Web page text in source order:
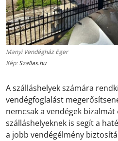
Manyi Vendégház Eger
Kép:Szallas.hu
A szálláshelyek számára
vendégfoglalást
nemcsak a vendégek
szálláshelyeknek is segít a
a jobb vendégélmény